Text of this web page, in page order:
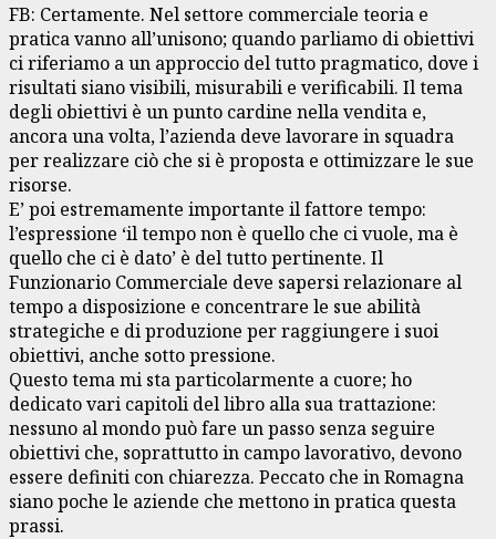
FB: Certamente. Nel settore commerciale teoria e
pratica vanno all’unisono; quando parliamo di obiettivi
ci riferiamo a un approccio del tutto pragmatico, dove i
risultati siano visibili, misurabili e verificabili. Il tema
degli obiettivi è un punto cardine nella vendita e,
ancora una volta, l’azienda deve lavorare in squadra
per realizzare ciò che si è proposta e ottimizzare le sue
risorse.
E’ poi estremamente importante il fattore tempo:
l’espressione ‘il tempo non è quello che ci vuole, ma è
quello che ci è dato’ è del tutto pertinente. Il
Funzionario Commerciale deve sapersi relazionare al
tempo a disposizione e concentrare le sue abilità
strategiche e di produzione per raggiungere i suoi
obiettivi, anche sotto pressione.
Questo tema mi sta particolarmente a cuore; ho
dedicato vari capitoli del libro alla sua trattazione:
nessuno al mondo può fare un passo senza seguire
obiettivi che, soprattutto in campo lavorativo, devono
essere definiti con chiarezza. Peccato che in Romagna
siano poche le aziende che mettono in pratica questa
prassi.